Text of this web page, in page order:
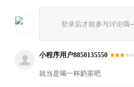
登录后才能参与讨论哦~
小程序用户8850135550
就当是喝一杯奶茶吧